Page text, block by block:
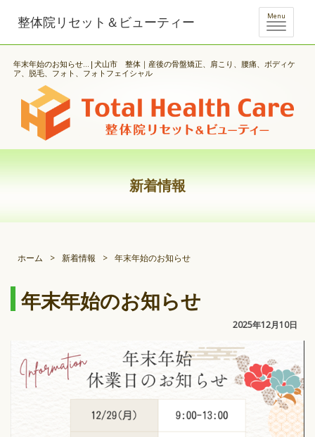
年末年始のお知らせ...|犬山市 整体｜産後の骨盤矯正、肩こり、腰痛、ボディケ
ア、脱毛、フォト、フォトフェイシャル
整体院リセット＆ビューティー Menu
新着情報
ホーム > 新着情報 > 年末年始のお知らせ
年末年始のお知らせ
2025年12月10日